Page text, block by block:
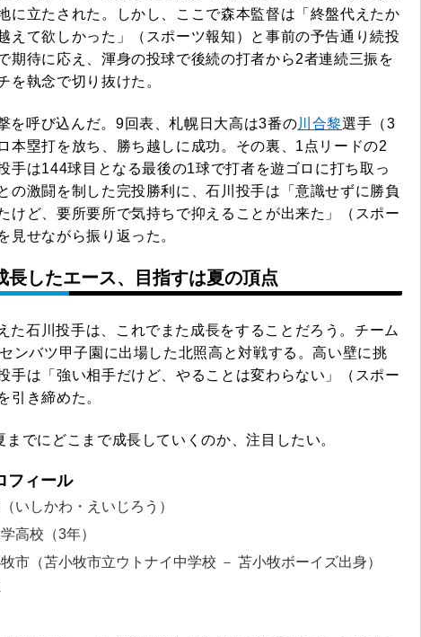
に立たされた。しかし、ここで森本監督は「終盤代えたか
えて欲しかった」（スポーツ報知）と事前の予告通り続投
期待に応え、渾身の投球で後続の打者から2者連続三振を
を執念で切り抜けた。
を呼び込んだ。9回表、札幌日大高は3番の川合黎選手（3
本塁打を放ち、勝ち越しに成功。その裏、1点リードの2
手は144球目となる最後の1球で打者を遊ゴロに打ち取っ
の激闘を制した完投勝利に、石川投手は「意識せずに勝負
けど、要所要所で気持ちで抑えることが出来た」（スポー
見せながら振り返った。
長したエース、目指すは夏の頂点
た石川投手は、これでまた成長をすることだろう。チーム
ンバツ甲子園に出場した北照高と対戦する。高い壁に挑
手は「強い相手だけど、やることは変わらない」（スポー
引き締めた。
でにどこまで成長していくのか、注目したい。
フィール
いしかわ・えいじろう）
高校（3年）
市（苫小牧市立ウトナイ中学校 － 苫小牧ボーイズ出身）